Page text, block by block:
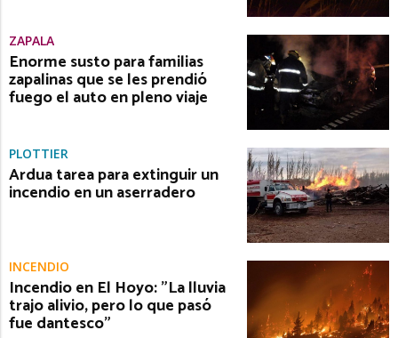
ZAPALA
Enorme susto para familias
zapalinas que se les prendió
fuego el auto en pleno viaje
PLOTTIER
Ardua tarea para extinguir un
incendio en un aserradero
INCENDIO
Incendio en El Hoyo: "La lluvia
trajo alivio, pero lo que pasó
fue dantesco"